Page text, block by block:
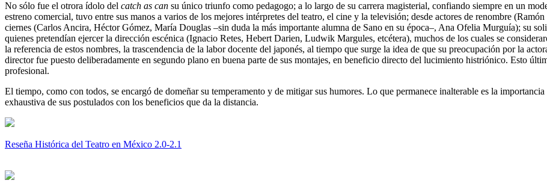
No sólo fue el otrora ídolo del catch as can su único triunfo como pedagogo; a lo largo de su carrera magisterial, confiando siempre en un
estreno comercial, tuvo entre sus manos a varios de los mejores intérpretes del teatro, el cine y la televisión; desde actores de renombre
ciernes (Carlos Ancira, Héctor Gómez, María Douglas –sin duda la más importante alumna de Sano en su época–, Ana Ofelia Murguía); su
quienes pretendían ejercer la dirección escénica (Ignacio Retes, Hebert Darien, Ludwik Margules, etcétera), muchos de los cuales se
la referencia de estos nombres, la trascendencia de la labor docente del japonés, al tiempo que surge la idea de que su preocupación por la
director fue puesto deliberadamente en segundo plano en buena parte de sus montajes, en beneficio directo del lucimiento histriónico. Esto
profesional.
El tiempo, como con todos, se encargó de domeñar su temperamento y de mitigar sus humores. Lo que permanece inalterable es la
exhaustiva de sus postulados con los beneficios que da la distancia.
Reseña Histórica del Teatro en México 2.0-2.1